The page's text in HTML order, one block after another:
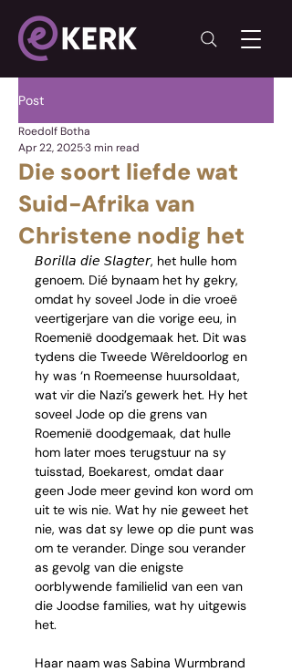
Post
Die soort liefde wat
Suid-Afrika van
Christene nodig het
Roedolf Botha
Apr 22, 20253 min read
𝘉𝘰𝘳𝘪𝘭𝘭𝘢 𝘥𝘪𝘦 𝘚𝘭𝘢𝘨𝘵𝘦𝘳, het hulle hom
genoem. Dié bynaam het hy gekry,
omdat hy soveel Jode in die vroeë
veertigerjare van die vorige eeu, in
Roemenië doodgemaak het. Dit was
tydens die Tweede Wêreldoorlog en
hy was ‘n Roemeense huursoldaat,
wat vir die Nazi’s gewerk het. Hy het
soveel Jode op die grens van
Roemenië doodgemaak, dat hulle
hom later moes terugstuur na sy
tuisstad, Boekarest, omdat daar
geen Jode meer gevind kon word om
uit te wis nie. Wat hy nie geweet het
nie, was dat sy lewe op die punt was
om te verander. Dinge sou verander
as gevolg van die enigste
oorblywende familielid van een van
die Joodse families, wat hy uitgewis
het.
Haar naam was Sabina Wurmbrand